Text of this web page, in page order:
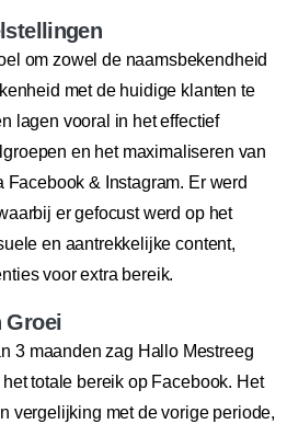
om zowel de naamsbekendheid
met de huidige klanten te
lagen vooral in het effectief
en het maximaliseren van
Facebook & Instagram. Er werd
er gefocust werd op het
en aantrekkelijke content,
voor extra bereik.
Groei
3 maanden zag Hallo Mestreeg
totale bereik op Facebook. Het
vergelijking met de vorige periode,